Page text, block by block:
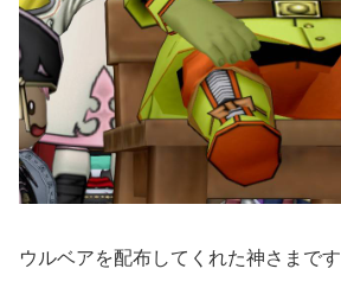
ウルベアを配布してくれた神さまで